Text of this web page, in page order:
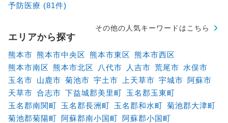
予防医療 (81件)
その他の人気キーワードはこちら
エリアから探す
熊本市 熊本市中央区 熊本市東区 熊本市西区
熊本市南区 熊本市北区 八代市 人吉市 荒尾市 水俣市
玉名市 山鹿市 菊池市 宇土市 上天草市 宇城市 阿蘇市
天草市 合志市 下益城郡美里町 玉名郡玉東町
玉名郡南関町 玉名郡長洲町 玉名郡和水町 菊池郡大津町
菊池郡菊陽町 阿蘇郡南小国町 阿蘇郡小国町